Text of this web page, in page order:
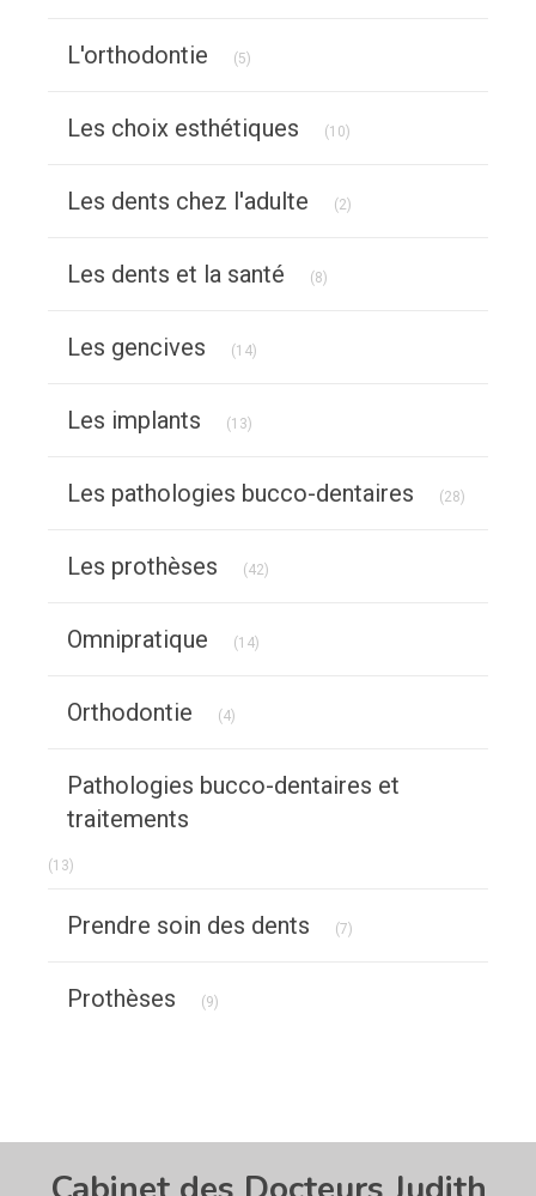
L'orthodontie (5)
Les choix esthétiques (10)
Les dents chez l'adulte (2)
Les dents et la santé (8)
Les gencives (14)
Les implants (13)
Les pathologies bucco-dentaires (28)
Les prothèses (42)
Omnipratique (14)
Orthodontie (4)
Pathologies bucco-dentaires et
traitements
(13)
Prendre soin des dents (7)
Prothèses (9)